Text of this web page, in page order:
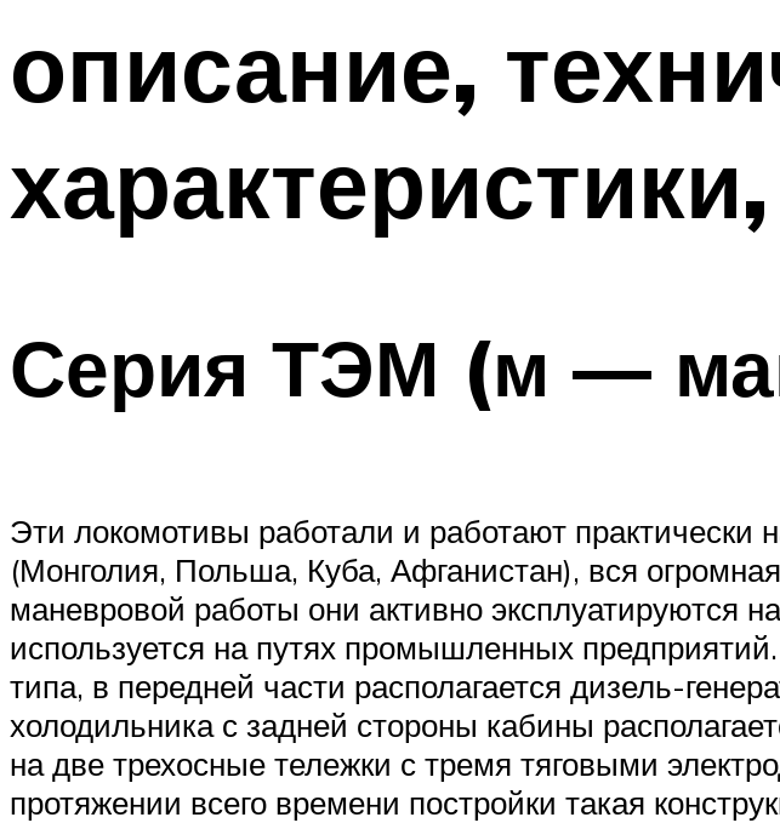
описание,
Серия ТЭМ (м —
Эти локомотивы работали и работают
(Монголия, Польша, Куба, Афганистан), вся
маневровой работы они активно эксплуатируются
используется на путях промышленных
типа, в передней части располагается дизель-
холодильника с задней стороны кабины
на две трехосные тележки с тремя тяговыми
протяжении всего времени постройки такая